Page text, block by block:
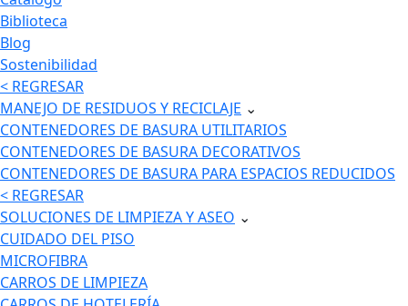
Biblioteca
Blog
Sostenibilidad
< REGRESAR
MANEJO DE RESIDUOS Y RECICLAJE ⌄
CONTENEDORES DE BASURA UTILITARIOS
CONTENEDORES DE BASURA DECORATIVOS
CONTENEDORES DE BASURA PARA ESPACIOS REDUCIDOS
< REGRESAR
SOLUCIONES DE LIMPIEZA Y ASEO ⌄
CUIDADO DEL PISO
MICROFIBRA
CARROS DE LIMPIEZA